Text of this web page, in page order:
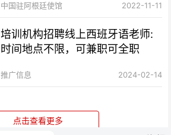
中国驻阿根廷使馆 2022-11-11
培训机构招聘线上西班牙语老师:
时间地点不限，可兼职可全职
推广信息 2024-02-14
点击查看更多